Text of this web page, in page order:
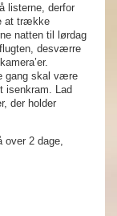
listerne, derfor
at trække
natten til lørdag
desværre
gang skal være
isenkram. Lad
der holder
over 2 dage,